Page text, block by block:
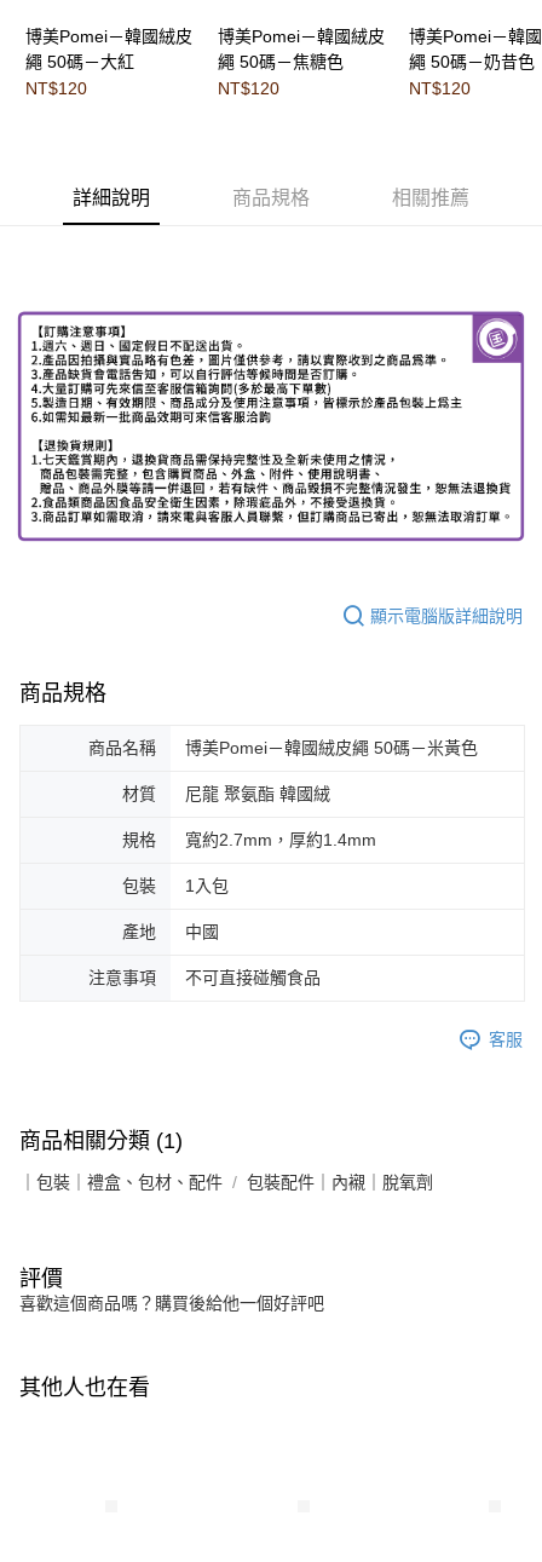
博美Pomei－韓國絨皮
繩 50碼－大紅
NT$120
博美Pomei－韓國絨皮
繩 50碼－焦糖色
NT$120
博美Pomei－韓
繩 50碼－奶昔色
NT$120
詳細說明 商品規格 相關推薦
顯示電腦版詳細說明
商品規格
商品名稱 博美Pomei－韓國絨皮繩 50碼－米黃色
材質 尼龍 聚氨酯 韓國絨
規格 寬約2.7mm，厚約1.4mm
包裝 1入包
產地 中國
注意事項 不可直接碰觸食品
客服
商品相關分類 (1)
｜包裝｜禮盒、包材、配件 包裝配件｜內襯｜脫氧劑
評價
喜歡這個商品嗎？購買後給他一個好評吧
其他人也在看